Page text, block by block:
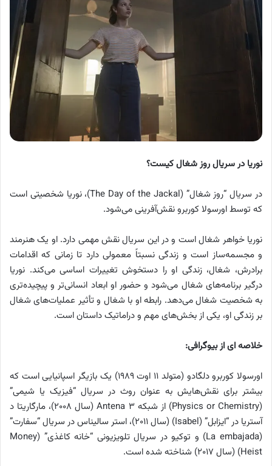
نوریا در سریال روز شغال کیست؟
در سریال “روز شغال” (The Day of the Jackal)، نوریا شخصیتی است
که توسط اورسولا کوربرو نقش‌آفرینی می‌شود.
نوریا خواهر شغال است و در این سریال نقش مهمی دارد. او یک هنرمند
و مجسمه‌ساز است و زندگی نسبتاً معمولی دارد تا زمانی که اقدامات
برادرش، شغال، زندگی او را دستخوش تغییرات اساسی می‌کند. نوریا
درگیر برنامه‌های شغال می‌شود و حضور او ابعاد انسانی‌تر و پیچیده‌تری
به شخصیت شغال می‌دهد. رابطه او با شغال و تأثیر عملیات‌های شغال
بر زندگی او، یکی از بخش‌های مهم و دراماتیک داستان است.
خلاصه ای از بیوگرافی:
اورسولا کوربرو دلگادو (متولد ۱۱ اوت ۱۹۸۹) یک بازیگر اسپانیایی است که
بیشتر برای نقش‌هایش به عنوان روث در سریال “فیزیک یا شیمی”
(Physics or Chemistry) از شبکه Antena ۳ (سال ۲۰۰۸)، مارگاریتا د
آستریا در “ایزابل” (Isabel) (سال ۲۰۱۱)، استر سالیناس در سریال “سفارت”
(La embajada) و توکیو در سریال تلویزیونی “خانه کاغذی” (Money
Heist) (سال ۲۰۱۷) شناخته شده است.